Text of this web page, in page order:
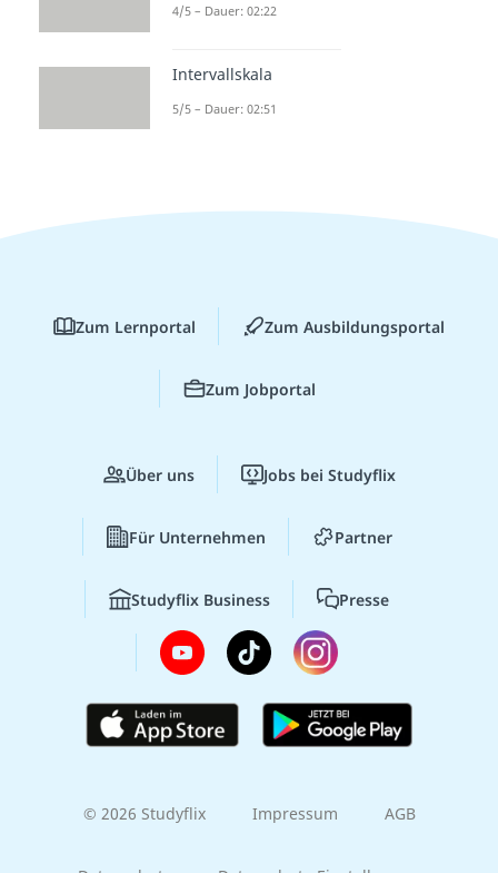
4/5 – Dauer: 02:22
Intervallskala
5/5 – Dauer: 02:51
Zum Lernportal Zum Ausbildungsportal
Zum Jobportal
Über uns Jobs bei Studyflix
Für Unternehmen Partner
Studyflix Business Presse
© 2026 Studyflix Impressum AGB